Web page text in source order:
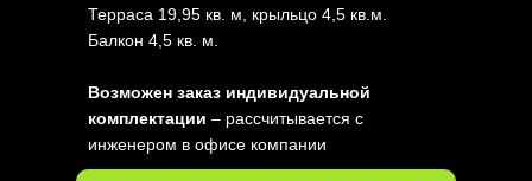
Терраса 19,95 кв. м, крыльцо 4,5 кв.м.
Балкон 4,5 кв. м.
Возможен заказ индивидуальной
комплектации – рассчитывается с
инженером в офисе компании